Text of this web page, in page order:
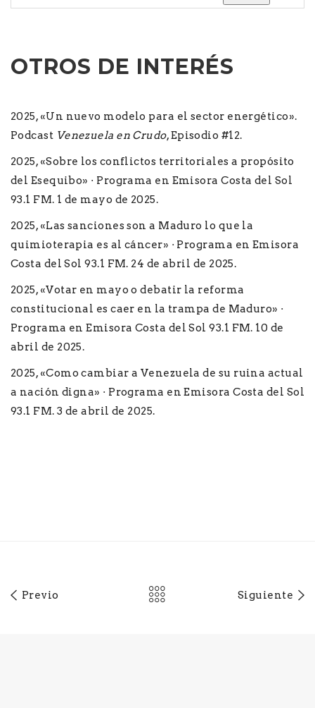
OTROS DE INTERÉS
2025, «Un nuevo modelo para el sector energético».
Podcast Venezuela en Crudo, Episodio #12.
2025, «Sobre los conflictos territoriales a propósito
del Esequibo» · Programa en Emisora Costa del Sol
93.1 FM. 1 de mayo de 2025.
2025, «Las sanciones son a Maduro lo que la
quimioterapia es al cáncer» · Programa en Emisora
Costa del Sol 93.1 FM. 24 de abril de 2025.
2025, «Votar en mayo o debatir la reforma
constitucional es caer en la trampa de Maduro» ·
Programa en Emisora Costa del Sol 93.1 FM. 10 de
abril de 2025.
2025, «Como cambiar a Venezuela de su ruina actual
a nación digna» · Programa en Emisora Costa del Sol
93.1 FM. 3 de abril de 2025.
Previo Siguiente